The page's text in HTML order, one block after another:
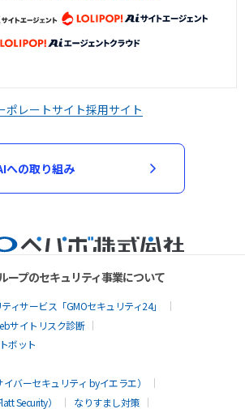
ポレートサイト採用サイト
への取り組み
ープのセキュリティ事業について
ィサービス「GMOセキュリティ24」
サイトリスク診断
ボット
バーセキュリティ byイエラエ）
Security）
なりすまし対策